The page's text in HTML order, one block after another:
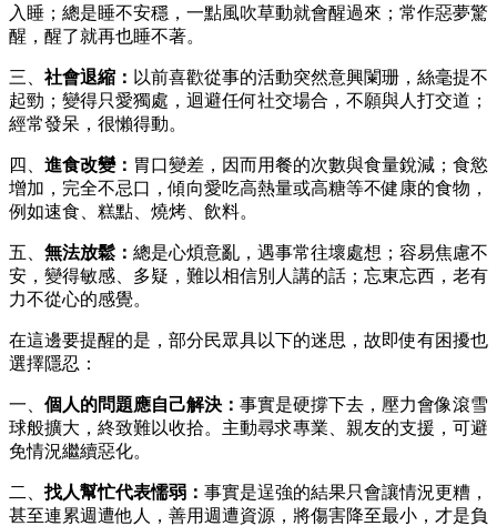
入睡；總是睡不安穩，一點風吹草動就會醒過來；常作惡夢驚
醒，醒了就再也睡不著。
三、 社會退縮： 以前喜歡從事的活動突然意興闌珊，絲毫提不
起勁；變得只愛獨處，迴避任何社交場合，不願與人打交道；
經常發呆，很懶得動。
四、 進食改變： 胃口變差，因而用餐的次數與食量銳減；食慾
增加，完全不忌口，傾向愛吃高熱量或高糖等不健康的食物，
例如速食、糕點、燒烤、飲料。
五、 無法放鬆： 總是心煩意亂，遇事常往壞處想；容易焦慮不
安，變得敏感、多疑，難以相信別人講的話；忘東忘西，老有
力不從心的感覺。
在這邊要提醒的是，部分民眾具以下的迷思，故即使有困擾也
選擇隱忍：
一、 個人的問題應自己解決： 事實是硬撐下去，壓力會像滾雪
球般擴大，終致難以收拾。主動尋求專業、親友的支援，可避
免情況繼續惡化。
二、 找人幫忙代表懦弱： 事實是逞強的結果只會讓情況更糟，
甚至連累週遭他人，善用週遭資源，將傷害降至最小，才是負